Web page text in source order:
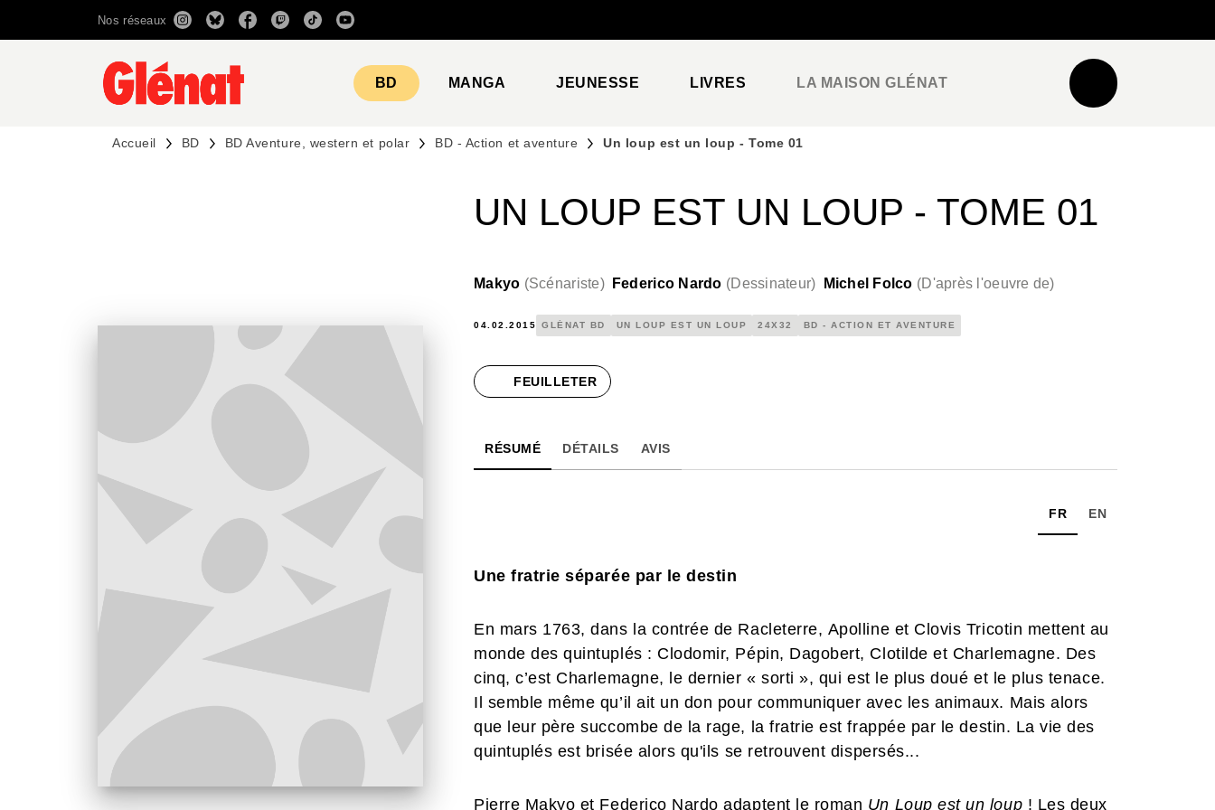
RECHERCHE CONTENU
Nos réseaux
BD MANGA JEUNESSE LIVRES LA MAISON GLÉNAT
Accueil BD BD Aventure, western et polar BD - Action et aventure Un loup est un loup - Tome 01
UN LOUP EST UN LOUP - TOME 01
Makyo (Scénariste) Federico Nardo (Dessinateur) Michel Folco (D'après l'oeuvre de)
04.02.2015 GLÉNAT BD UN LOUP EST UN LOUP 24X32 BD - ACTION ET AVENTURE
FEUILLETER
RÉSUMÉ DÉTAILS AVIS
FR EN
Une fratrie séparée par le destin
En mars 1763, dans la contrée de Racleterre, Apolline et Clovis Tricotin mettent au
monde des quintuplés : Clodomir, Pépin, Dagobert, Clotilde et Charlemagne. Des
cinq, c’est Charlemagne, le dernier « sorti », qui est le plus doué et le plus tenace.
Il semble même qu’il ait un don pour communiquer avec les animaux. Mais alors
que leur père succombe de la rage, la fratrie est frappée par le destin. La vie des
quintuplés est brisée alors qu'ils se retrouvent dispersés...
Pierre Makyo et Federico Nardo adaptent le roman Un Loup est un loup ! Les deux